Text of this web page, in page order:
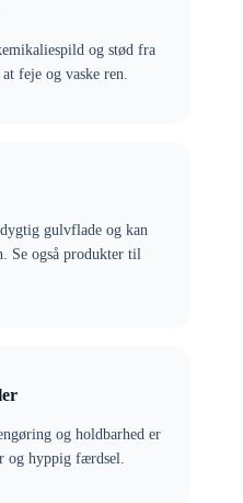
og stød fra
feje og vaske ren.
gulvflade og kan
Se også produkter til
og holdbarhed er
og hyppig færdsel.